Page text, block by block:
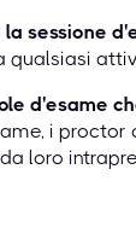
sessione
qualsiasi
d'esame
i
loro